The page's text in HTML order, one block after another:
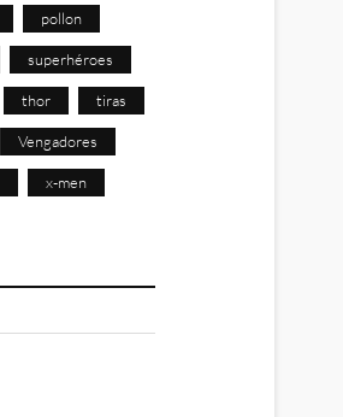
pollon
superhéroes
thor tiras
Vengadores
x-men